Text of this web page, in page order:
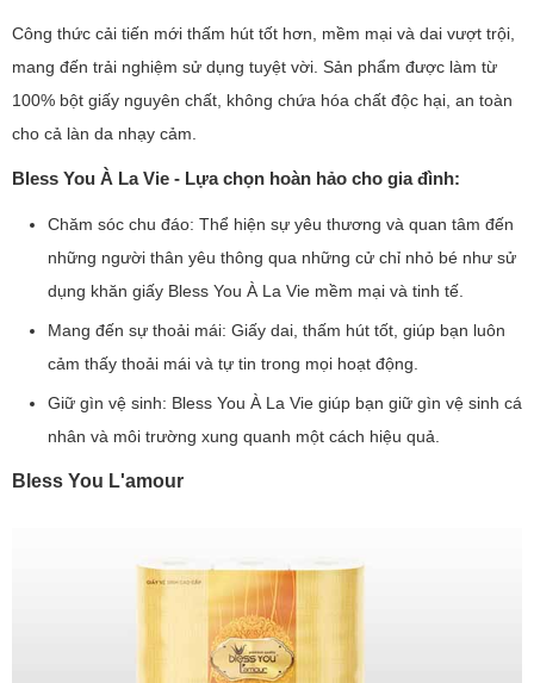
Công thức cải tiến mới thấm hút tốt hơn, mềm mại và dai vượt trội,
mang đến trải nghiệm sử dụng tuyệt vời. Sản phẩm được làm từ
100% bột giấy nguyên chất, không chứa hóa chất độc hại, an toàn
cho cả làn da nhạy cảm.
Bless You À La Vie - Lựa chọn hoàn hảo cho gia đình:
Chăm sóc chu đáo: Thể hiện sự yêu thương và quan tâm đến
những người thân yêu thông qua những cử chỉ nhỏ bé như sử
dụng khăn giấy Bless You À La Vie mềm mại và tinh tế.
Mang đến sự thoải mái: Giấy dai, thấm hút tốt, giúp bạn luôn
cảm thấy thoải mái và tự tin trong mọi hoạt động.
Giữ gìn vệ sinh: Bless You À La Vie giúp bạn giữ gìn vệ sinh cá
nhân và môi trường xung quanh một cách hiệu quả.
Bless You L'amour